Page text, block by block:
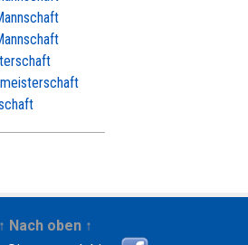
↑ Nach oben ↑